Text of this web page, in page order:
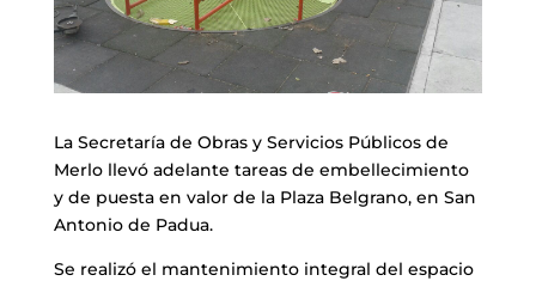
La Secretaría de Obras y Servicios Públicos de
Merlo llevó adelante tareas de embellecimiento
y de puesta en valor de la Plaza Belgrano, en San
Antonio de Padua.
Se realizó el mantenimiento integral del espacio